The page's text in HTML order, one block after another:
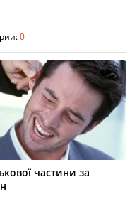
0
частини за